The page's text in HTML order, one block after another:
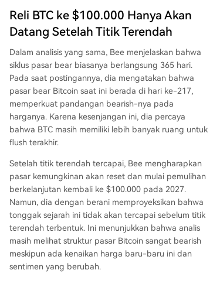
Reli BTC ke $100.000 Hanya Akan
Datang Setelah Titik Terendah
Dalam analisis yang sama, Bee menjelaskan bahwa
siklus pasar bear biasanya berlangsung 365 hari.
Pada saat postingannya, dia mengatakan bahwa
pasar bear Bitcoin saat ini berada di hari ke-217,
memperkuat pandangan bearish-nya pada
harganya. Karena kesenjangan ini, dia percaya
bahwa BTC masih memiliki lebih banyak ruang untuk
flush terakhir.
Setelah titik terendah tercapai, Bee mengharapkan
pasar kemungkinan akan reset dan mulai pemulihan
berkelanjutan kembali ke $100.000 pada 2027.
Namun, dia dengan berani memproyeksikan bahwa
tonggak sejarah ini tidak akan tercapai sebelum titik
terendah terbentuk. Ini menunjukkan bahwa analis
masih melihat struktur pasar Bitcoin sangat bearish
meskipun ada kenaikan harga baru-baru ini dan
sentimen yang berubah.